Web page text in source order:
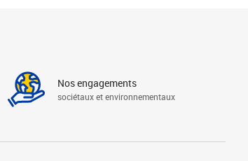
Nos engagements
sociétaux et environnementaux